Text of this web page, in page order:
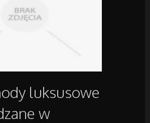
Budowlane
luksusowe
w